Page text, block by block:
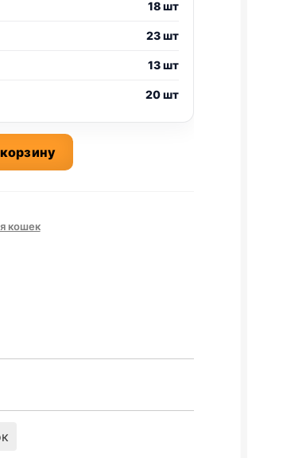
18 шт
23 шт
13 шт
20 шт
кошек